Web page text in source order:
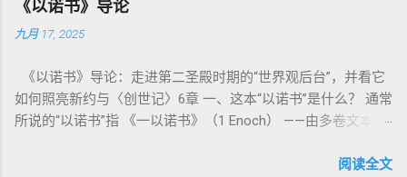
整卷书的中心神学。希伯来文“קָדוֹשׁ”（kadosh）不仅意味着道
德上的圣洁，更意味着“分别出来”、“归属于神”。 《利未记》教
中活出“圣洁”。圣洁不仅是内心态度，更是生活方式。 二、献
祭制度：与神相交的通道 前七章详细描述五种祭： 燔祭
（olah）：全然献上，象征奉献与赎罪； 素祭 （minchah）：
团契的象征； 赎罪祭 （chatat）：针对无意之罪的遮盖； 赎愆
《以诺书》导论
九月 17, 2025
《以诺书》导论：走进第二圣殿时期的“世界观后台”，并看它
如何照亮新约与〈创世记〉6章 一、这本“以诺书”是什么？ 通常
所说的“以诺书”指 《一以诺书》（1 Enoch） ——由多卷文本构
世纪），虽不在犹太/基督教主流正典之内（ 埃塞俄比亚正教
阅读全文